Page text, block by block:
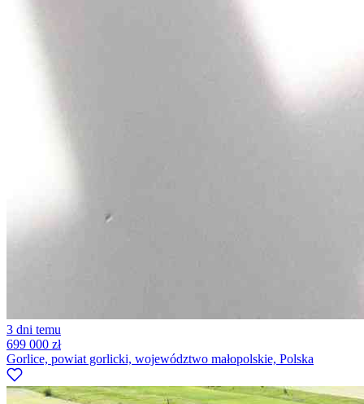
3 dni temu
699 000 zł
Gorlice, powiat gorlicki, województwo małopolskie, Polska